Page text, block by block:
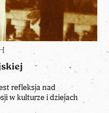
refleksja nad
w kulturze i dziejach